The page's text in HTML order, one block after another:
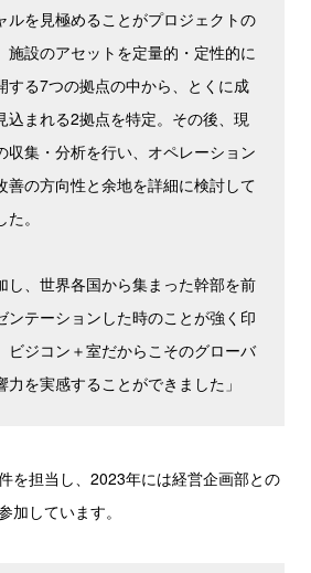
ルを見極めることがプロジェクトの
施設のアセットを定量的・定性的に
する7つの拠点の中から、とくに成
込まれる2拠点を特定。その後、現
収集・分析を行い、オペレーション
善の方向性と余地を詳細に検討して
。
し、世界各国から集まった幹部を前
ンテーションした時のことが強く印
ビジコン＋室だからこそのグローバ
を実感することができました」
を担当し、2023年には経営企画部との
加しています。